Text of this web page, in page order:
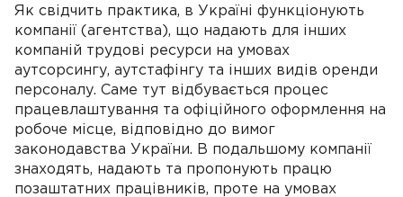
Як свідчить практика, в Україні функціонують
компанії (агентства), що надають для інших
компаній трудові ресурси на умовах
аутсорсингу, аутстафінгу та інших видів оренди
персоналу. Саме тут відбувається процес
працевлаштування та офіційного оформлення на
робоче місце, відповідно до вимог
законодавства України. В подальшому компанії
знаходять, надають та пропонують працю
позаштатних працівників, проте на умовах